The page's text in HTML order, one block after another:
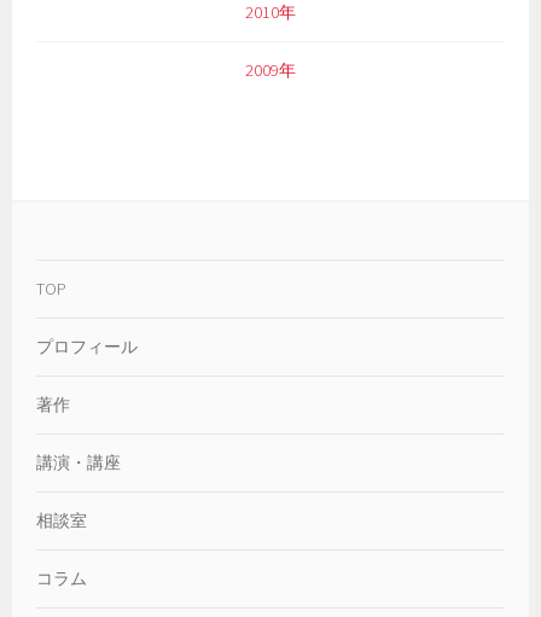
2010年
2009年
TOP
プロフィール
著作
講演・講座
相談室
コラム